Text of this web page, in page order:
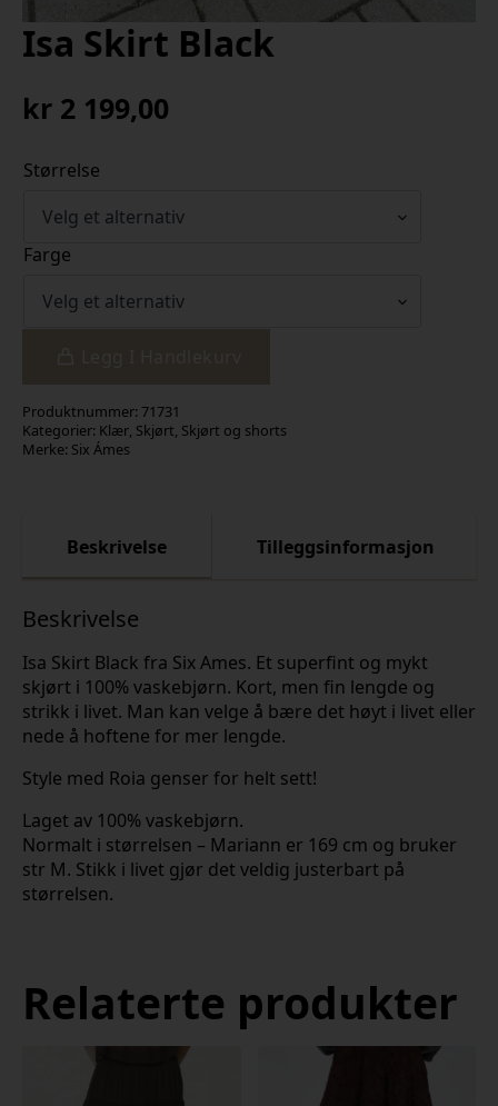
Isa Skirt Black
kr 2 199,00
Størrelse
Farge
Produktnummer: 71731
Kategorier: Klær, Skjørt, Skjørt og shorts
Merke: Six Ámes
Beskrivelse Tilleggsinformasjon
Beskrivelse
Isa Skirt Black fra Six Ames. Et superfint og mykt
skjørt i 100% vaskebjørn. Kort, men fin lengde og
strikk i livet. Man kan velge å bære det høyt i livet eller
nede å hoftene for mer lengde.
Style med Roia genser for helt sett!
Laget av 100% vaskebjørn.
Normalt i størrelsen – Mariann er 169 cm og bruker
str M. Stikk i livet gjør det veldig justerbart på
størrelsen.
Relaterte produkter